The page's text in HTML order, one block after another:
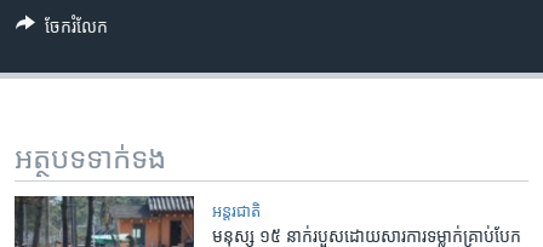
ចែករំលែក
អត្ថបទ​ទាក់ទង
អន្តរជាតិ
មនុស្ស ១៥ នាក់របួសដោយសារការទម្លាក់គ្រាប់បែក